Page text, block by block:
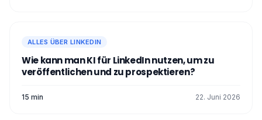
ALLES ÜBER LINKEDIN
Wie kann man KI für LinkedIn nutzen, um zu
veröffentlichen und zu prospektieren?
15 min 22. Juni 2026